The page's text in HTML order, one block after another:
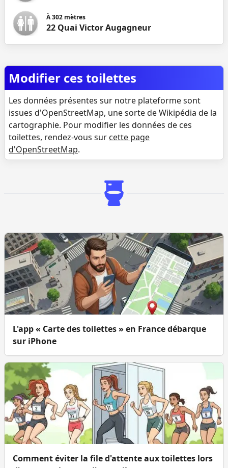
À302 mètres
22 Quai Victor Augagneur
Modifier ces toilettes
Les données présentes sur notre plateforme sont
issues d'OpenStreetMap, une sorte de Wikipédia de la
cartographie. Pour modifier les données de ces
toilettes, rendez-vous sur cette page
d'OpenStreetMap.
L'app « Carte des toilettes » en France débarque
sur iPhone
Comment éviter la file d'attente aux toilettes lors